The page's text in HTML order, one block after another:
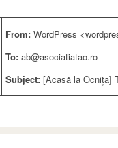
From: WordPress
To: ab@asociatiatao.ro
Subject: [Acasă la Ocnița]